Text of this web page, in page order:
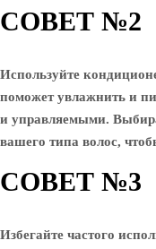
СОВЕТ №2
Используйте
поможет увлажнить и
и управляемыми.
вашего типа волос,
СОВЕТ №3
Избегайте частого